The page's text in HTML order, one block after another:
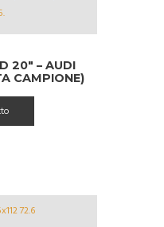
20″ – AUDI
CAMPIONE)